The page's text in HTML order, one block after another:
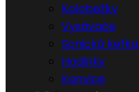
Kolobežky
Vysávače
Sonická kefka
Hodinky
Kanvice